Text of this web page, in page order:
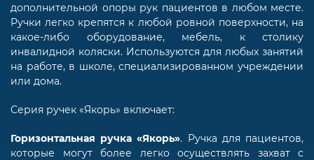
дополнительной опоры рук пациентов в любом месте.
Ручки легко крепятся к любой ровной поверхности, на
какое-либо оборудование, мебель, к столику
инвалидной коляски. Используются для любых занятий
на работе, в школе, специализированном учреждении
или дома.
Серия ручек «Якорь» включает:
Горизонтальная ручка «Якорь». Ручка для пациентов,
которые могут более легко осуществлять захват с